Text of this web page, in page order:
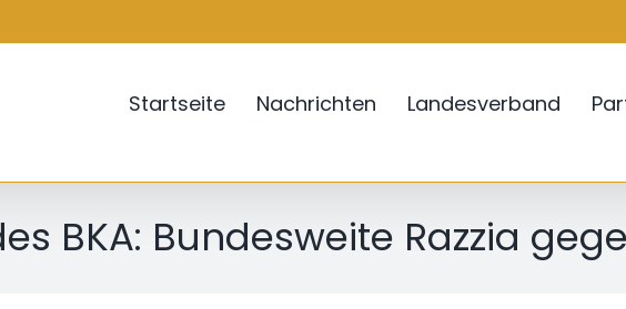
Startseite Nachrichten Landesverband
BKA: Bundesweite Razzia